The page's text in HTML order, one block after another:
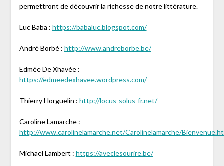
permettront de découvrir la richesse de notre littérature.
Luc Baba : https://babaluc.blogspot.com/
André Borbé : http://www.andreborbe.be/
Edmée De Xhavée :
https://edmeedexhavee.wordpress.com/
Thierry Horguelin : http://locus-solus-fr.net/
Caroline Lamarche :
http://www.carolinelamarche.net/Carolinelamarche/
Michaël Lambert : https://aveclesourire.be/